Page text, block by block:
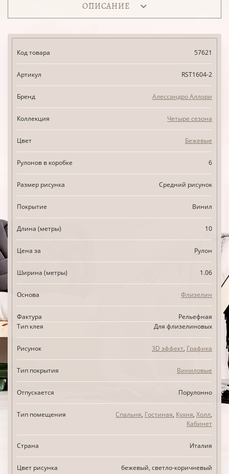
ОПИСАНИЕ
Код товара 57621
Артикул RST1604-2
Бренд Алессандро Аллори
Коллекция Четыре сезона
Цвет Бежевые
Рулонов в коробке 6
Размер рисунка Средний рисунок
Покрытие Винил
Длина (метры) 10
Цена за Рулон
Ширина (метры) 1.06
Основа Флизелин
Фактура
Рельефная
Тип клея
Для флизелиновых
Рисунок 3D эффект, Графика
Тип покрытия Виниловые
Отпускается Порулонно
Тип помещения Спальня, Гостиная, Кухня, Холл,
Кабинет
Страна Италия
Цвет рисунка бежевый, светло-коричневый